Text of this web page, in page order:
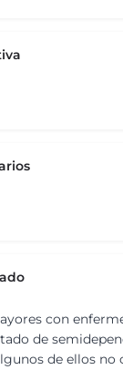
con
de
de ellos no